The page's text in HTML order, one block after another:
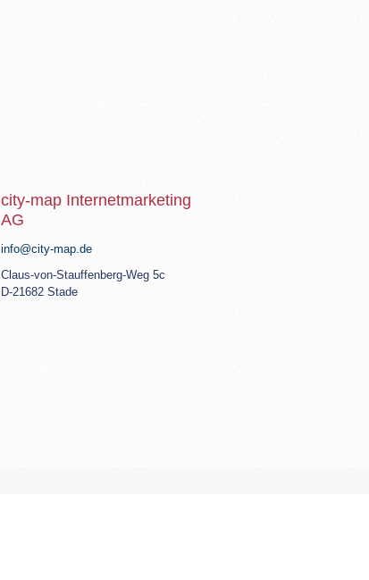
city-map Internetmarketing
AG
info@city-map.de
Claus-von-Stauffenberg-Weg 5c
D-21682 Stade